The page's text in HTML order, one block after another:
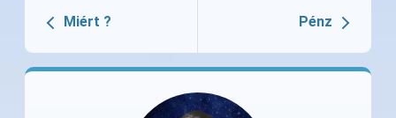
Miért ? Pénz